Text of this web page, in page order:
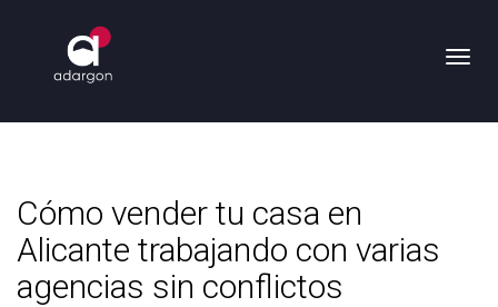
Cómo vender tu casa en
Alicante trabajando con varias
agencias sin conflictos